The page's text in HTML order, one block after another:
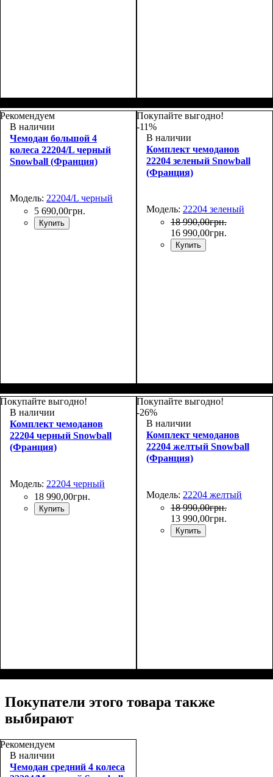
80х48х30+4
69х43х27+4
Рекомендуем
В наличии
Чемодан большой 4
колеса 22204/L черный
Snowball (Франция)
Модель: 22204/L черный
5 690,00грн.
Купить
80х48х30+4
Покупайте выгодно!
-11%
В наличии
Комплект чемоданов
22204 зеленый Snowball
(Франция)
Модель: 22204 зеленый
18 990,00грн.
16 990,00грн.
Купить
Покупайте выгодно!
В наличии
Комплект чемоданов
22204 черный Snowball
(Франция)
Модель: 22204 черный
18 990,00грн.
Купить
Покупайте выгодно!
-26%
В наличии
Комплект чемоданов
22204 желтый Snowball
(Франция)
Модель: 22204 желтый
18 990,00грн.
13 990,00грн.
Купить
Покупатели этого товара также
выбирают
Рекомендуем
В наличии
Чемодан средний 4 колеса